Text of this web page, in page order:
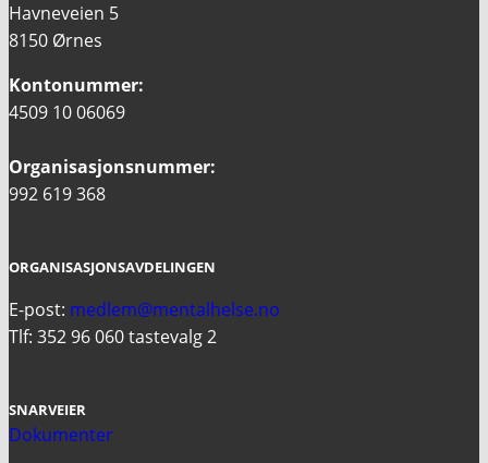
Havneveien 5
8150 Ørnes
Kontonummer:
4509 10 06069
Organisasjonsnummer:
992 619 368
ORGANISASJONSAVDELINGEN
E-post: medlem@mentalhelse.no
Tlf: 352 96 060 tastevalg 2
SNARVEIER
Dokumenter